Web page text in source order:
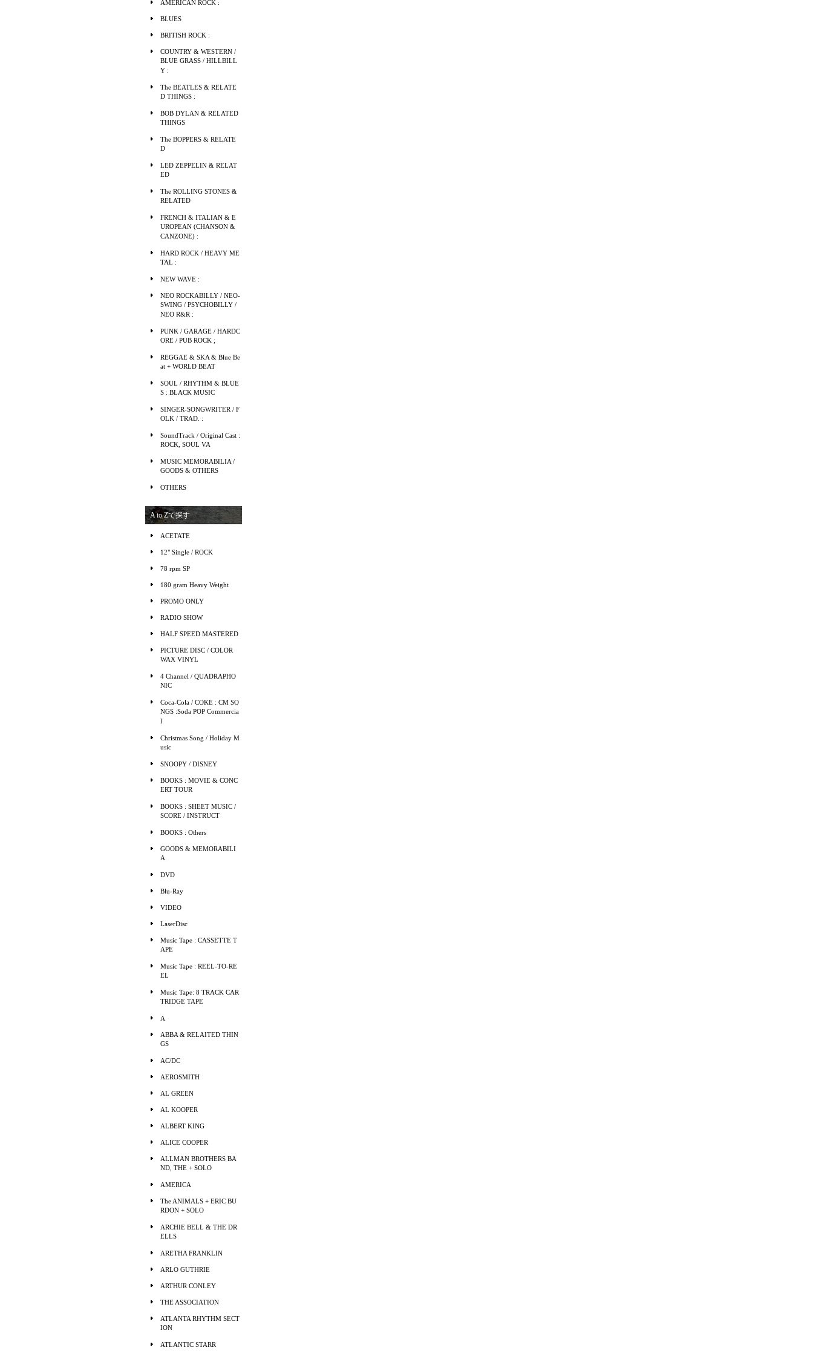
AMERICAN ROCK :
BLUES
BRITISH ROCK :
COUNTRY & WESTERN /
BLUE GRASS / HILLBILL
Y :
The BEATLES & RELATE
D THINGS :
BOB DYLAN & RELATED
THINGS
The BOPPERS & RELATE
D
LED ZEPPELIN & RELAT
ED
The ROLLING STONES &
RELATED
FRENCH & ITALIAN & E
UROPEAN (CHANSON &
CANZONE) :
HARD ROCK / HEAVY ME
TAL :
NEW WAVE :
NEO ROCKABILLY / NEO-
SWING / PSYCHOBILLY /
NEO R&R :
PUNK / GARAGE / HARDC
ORE / PUB ROCK ;
REGGAE & SKA & Blue Be
at + WORLD BEAT
SOUL / RHYTHM & BLUE
S : BLACK MUSIC
SINGER-SONGWRITER / F
OLK / TRAD. :
SoundTrack / Original Cast :
ROCK, SOUL VA
MUSIC MEMORABILIA /
GOODS & OTHERS
OTHERS
A to Zで探す
ACETATE
12" Single / ROCK
78 rpm SP
180 gram Heavy Weight
PROMO ONLY
RADIO SHOW
HALF SPEED MASTERED
PICTURE DISC / COLOR
WAX VINYL
4 Channel / QUADRAPHO
NIC
Coca-Cola / COKE : CM SO
NGS :Soda POP Commercia
l
Christmas Song / Holiday M
usic
SNOOPY / DISNEY
BOOKS : MOVIE & CONC
ERT TOUR
BOOKS : SHEET MUSIC /
SCORE / INSTRUCT
BOOKS : Others
GOODS & MEMORABILI
A
DVD
Blu-Ray
VIDEO
LaserDisc
Music Tape : CASSETTE T
APE
Music Tape : REEL-TO-RE
EL
Music Tape: 8 TRACK CAR
TRIDGE TAPE
A
ABBA & RELAITED THIN
GS
AC/DC
AEROSMITH
AL GREEN
AL KOOPER
ALBERT KING
ALICE COOPER
ALLMAN BROTHERS BA
ND, THE + SOLO
AMERICA
The ANIMALS + ERIC BU
RDON + SOLO
ARCHIE BELL & THE DR
ELLS
ARETHA FRANKLIN
ARLO GUTHRIE
ARTHUR CONLEY
THE ASSOCIATION
ATLANTA RHYTHM SECT
ION
ATLANTIC STARR